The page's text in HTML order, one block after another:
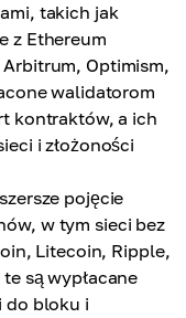
takich jak
z Ethereum
Optimism,
walidatorom
kontraktów, a ich
i złożoności
szersze pojęcie
w tym sieci bez
Litecoin, Ripple,
są wypłacane
do bloku i